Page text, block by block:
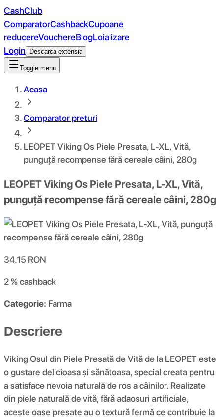
CashClub
ComparatorCashbackCupoane
reducereVouchereBlogLoializare
Login
Descarca extensia
Toggle menu
Acasa
Comparator preturi
LEOPET Viking Os Piele Presata, L-XL, Vită,
punguță recompense fără cereale câini, 280g
LEOPET Viking Os Piele Presata, L-XL, Vită,
punguță recompense fără cereale câini, 280g
34.15 RON
2 %cashback
Categorie: Farma
Descriere
Viking Osul din Piele Presată de Vită de la LEOPET este
o gustare delicioasa și sănătoasa, special creata pentru
a satisface nevoia naturală de ros a câinilor. Realizate
din piele naturală de vită, fără adaosuri artificiale,
aceste oase presate au o textură fermă ce contribuie la